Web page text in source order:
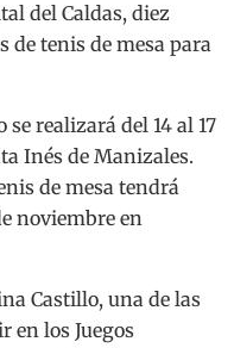
del Caldas, diez
de tenis de mesa para
realizará del 14 al 17
Inés de Manizales.
de mesa tendrá
noviembre en
Castillo, una de las
en los Juegos